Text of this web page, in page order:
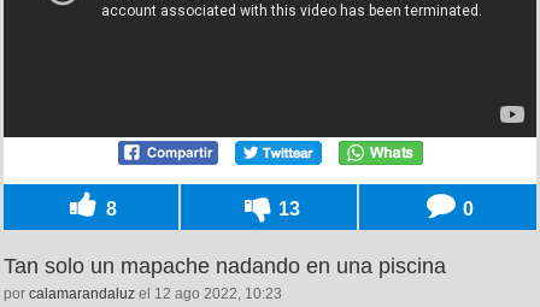
8 13 0
Tan solo un mapache nadando en una piscina
por calamarandaluz el 12 ago 2022, 10:23